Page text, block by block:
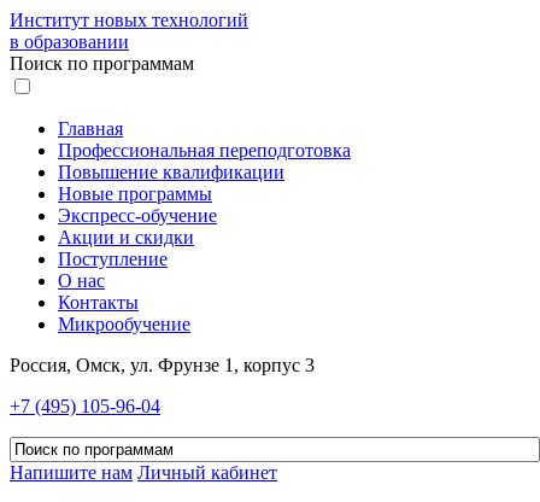
Институт новых технологий
в образовании
Поиск по программам
Главная
Профессиональная переподготовка
Повышение квалификации
Новые программы
Экспресс-обучение
Акции и скидки
Поступление
О нас
Контакты
Микрообучение
Россия, Омск, ул. Фрунзе 1, корпус 3
+7 (495) 105-96-04
Напишите нам Личный кабинет